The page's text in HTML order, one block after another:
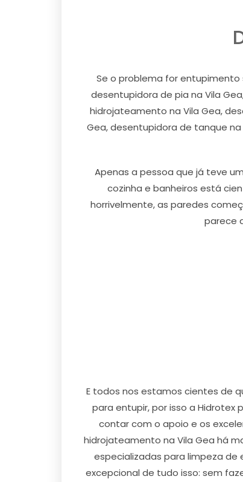
Se o problema for entupimento
desentupidora de pia na Vila
hidrojateamento na Vila Gea,
Gea, desentupidora de tanque
Apenas a pessoa que já teve
cozinha e banheiros está
horrivelmente, as paredes
parece
E todos nos estamos cientes de
para entupir, por isso a Hidrotex
contar com o apoio e os
hidrojateamento na Vila Gea há
especializadas para limpeza de
excepcional de tudo isso: sem